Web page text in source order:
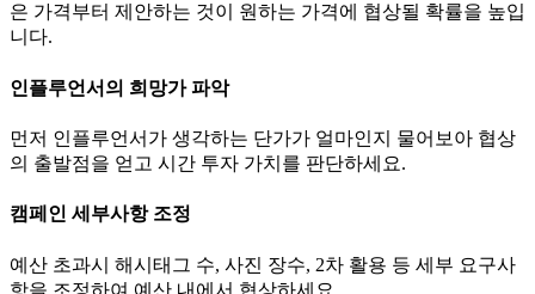
은 가격부터 제안하는 것이 원하는 가격에 협상될 확률을 높입
니다.
인플루언서의 희망가 파악
먼저 인플루언서가 생각하는 단가가 얼마인지 물어보아 협상
의 출발점을 얻고 시간 투자 가치를 판단하세요.
캠페인 세부사항 조정
예산 초과시 해시태그 수, 사진 장수, 2차 활용 등 세부 요구사
항을 조정하여 예산 내에서 협상하세요.